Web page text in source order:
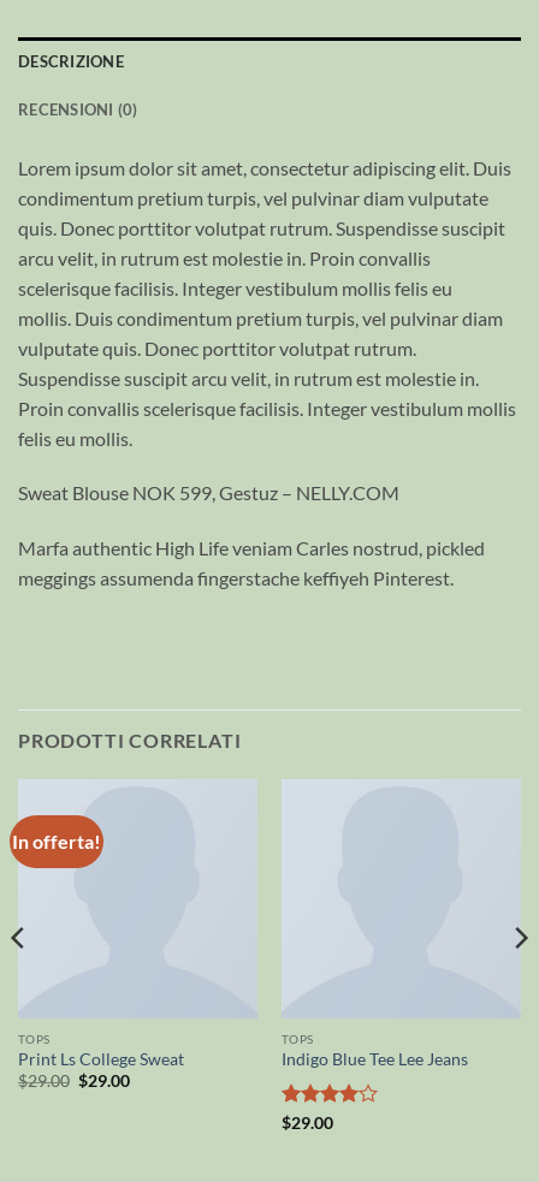
DESCRIZIONE
RECENSIONI (0)
Lorem ipsum dolor sit amet, consectetur adipiscing elit. Duis
condimentum pretium turpis, vel pulvinar diam vulputate
quis. Donec porttitor volutpat rutrum. Suspendisse suscipit
arcu velit, in rutrum est molestie in. Proin convallis
scelerisque facilisis. Integer vestibulum mollis felis eu
mollis. Duis condimentum pretium turpis, vel pulvinar diam
vulputate quis. Donec porttitor volutpat rutrum.
Suspendisse suscipit arcu velit, in rutrum est molestie in.
Proin convallis scelerisque facilisis. Integer vestibulum mollis
felis eu mollis.
Sweat Blouse NOK 599, Gestuz – NELLY.COM
Marfa authentic High Life veniam Carles nostrud, pickled
meggings assumenda fingerstache keffiyeh Pinterest.
PRODOTTI CORRELATI
In offerta!
TOPS
Print Ls College Sweat
$29.00 Il
$29.00Il
TOPS
Indigo Blue Tee Lee Jeans
Valutato
$29.00